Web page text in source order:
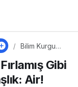
Bilim Kurgu
Fırlamış Gibi
Görünen
HEPA Filtreli
Gibi
Air!